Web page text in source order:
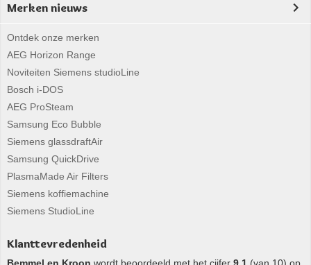
Merken nieuws
Ontdek onze merken
AEG Horizon Range
Noviteiten Siemens studioLine
Bosch i-DOS
AEG ProSteam
Samsung Eco Bubble
Siemens glassdraftAir
Samsung QuickDrive
PlasmaMade Air Filters
Siemens koffiemachine
Siemens StudioLine
Klanttevredenheid